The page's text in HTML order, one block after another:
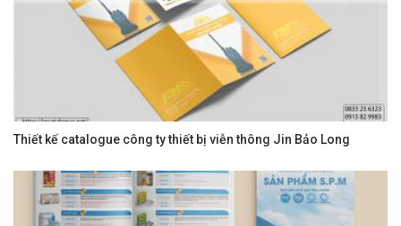
Thiết kế catalogue công ty thiết bị viễn thông Jin Bảo Long